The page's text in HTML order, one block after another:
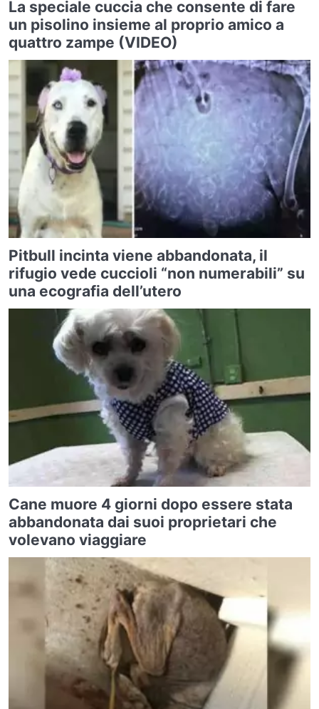
La speciale cuccia che consente di fare
un pisolino insieme al proprio amico a
quattro zampe (VIDEO)
Pitbull incinta viene abbandonata, il
rifugio vede cuccioli “non numerabili” su
una ecografia dell’utero
Cane muore 4 giorni dopo essere stata
abbandonata dai suoi proprietari che
volevano viaggiare